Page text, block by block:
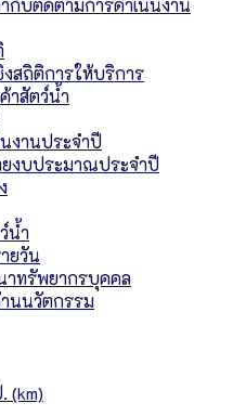
กับติดตามการดำเนินงาน
งสถิติการให้บริการ
าสัตว์น้ำ
งานประจำปี
งบประมาณประจำปี
น้ำ
ยวัน
ทรัพยากรบุคคล
นนวัตกรรม
(km)